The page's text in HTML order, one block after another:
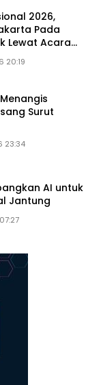
2026,
Pada
Lewat Acara
20:19
Surut
23:34
AI untuk
Jantung